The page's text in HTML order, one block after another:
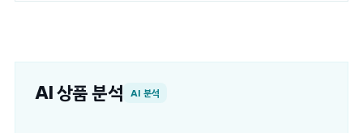
AI 상품 분석 AI 분석